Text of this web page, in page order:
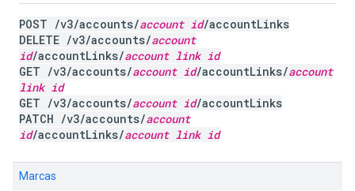
POST /v3/accounts/account id/accountLinks
DELETE /v3/accounts/account
id/accountLinks/account link id
GET /v3/accounts/account id/accountLinks/account
link id
GET /v3/accounts/account id/accountLinks
PATCH /v3/accounts/account
id/accountLinks/account link id
Marcas